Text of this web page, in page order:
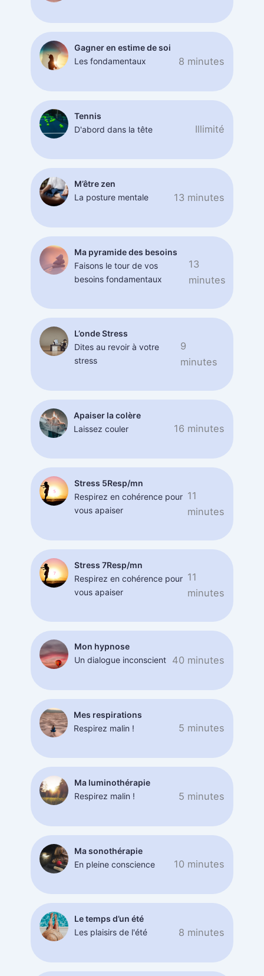
Gagner en estime de soi
Les fondamentaux
8 minutes
Tennis
D'abord dans la tête
Illimité
M’être zen
La posture mentale
13 minutes
Ma pyramide des besoins
Faisons le tour de vos
besoins fondamentaux
13
minutes
L’onde Stress
Dites au revoir à votre
stress
9
minutes
Apaiser la colère
Laissez couler
16 minutes
Stress 5Resp/mn
Respirez en cohérence pour
vous apaiser
11
minutes
Stress 7Resp/mn
Respirez en cohérence pour
vous apaiser
11
minutes
Mon hypnose
Un dialogue inconscient
40 minutes
Mes respirations
Respirez malin !
5 minutes
Ma luminothérapie
Respirez malin !
5 minutes
Ma sonothérapie
En pleine conscience
10 minutes
Le temps d’un été
Les plaisirs de l'été
8 minutes